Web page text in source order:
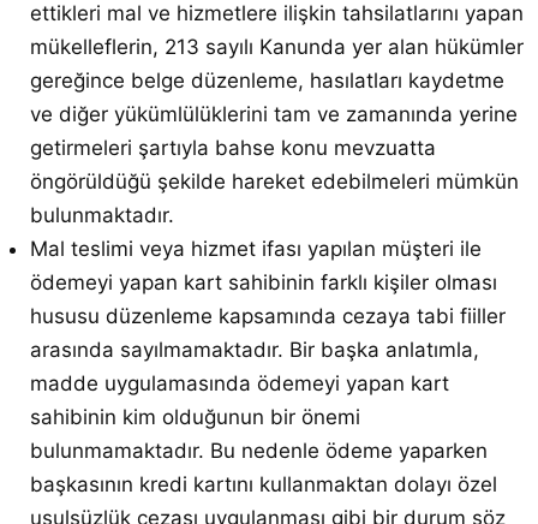
ettikleri mal ve hizmetlere ilişkin tahsilatlarını yapan
mükelleflerin, 213 sayılı Kanunda yer alan hükümler
gereğince belge düzenleme, hasılatları kaydetme
ve diğer yükümlülüklerini tam ve zamanında yerine
getirmeleri şartıyla bahse konu mevzuatta
öngörüldüğü şekilde hareket edebilmeleri mümkün
bulunmaktadır.
Mal teslimi veya hizmet ifası yapılan müşteri ile
ödemeyi yapan kart sahibinin farklı kişiler olması
hususu düzenleme kapsamında cezaya tabi fiiller
arasında sayılmamaktadır. Bir başka anlatımla,
madde uygulamasında ödemeyi yapan kart
sahibinin kim olduğunun bir önemi
bulunmamaktadır. Bu nedenle ödeme yaparken
başkasının kredi kartını kullanmaktan dolayı özel
usulsüzlük cezası uygulanması gibi bir durum söz